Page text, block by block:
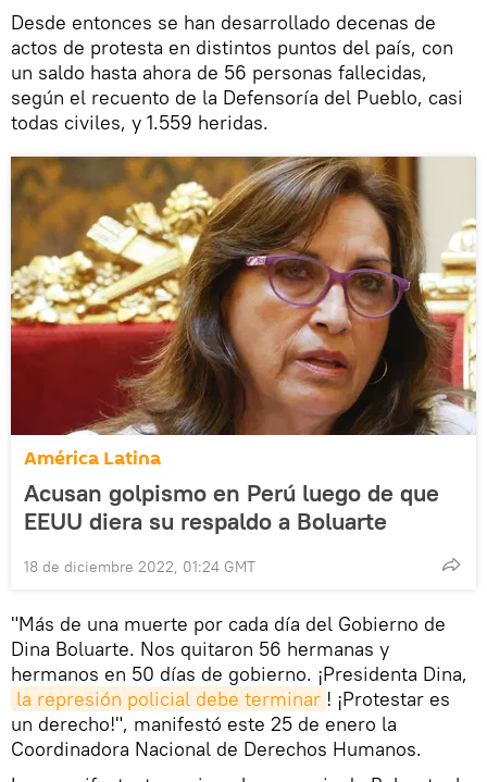
Desde entonces se han desarrollado decenas de
actos de protesta en distintos puntos del país, con
un saldo hasta ahora de 56 personas fallecidas,
según el recuento de la Defensoría del Pueblo, casi
todas civiles, y 1.559 heridas.
América Latina
Acusan golpismo en Perú luego de que
EEUU diera su respaldo a Boluarte
18 de diciembre 2022, 01:24 GMT
"Más de una muerte por cada día del Gobierno de
Dina Boluarte. Nos quitaron 56 hermanas y
hermanos en 50 días de gobierno. ¡Presidenta Dina,
la represión policial debe terminar ! ¡Protestar es
un derecho!", manifestó este 25 de enero la
Coordinadora Nacional de Derechos Humanos.